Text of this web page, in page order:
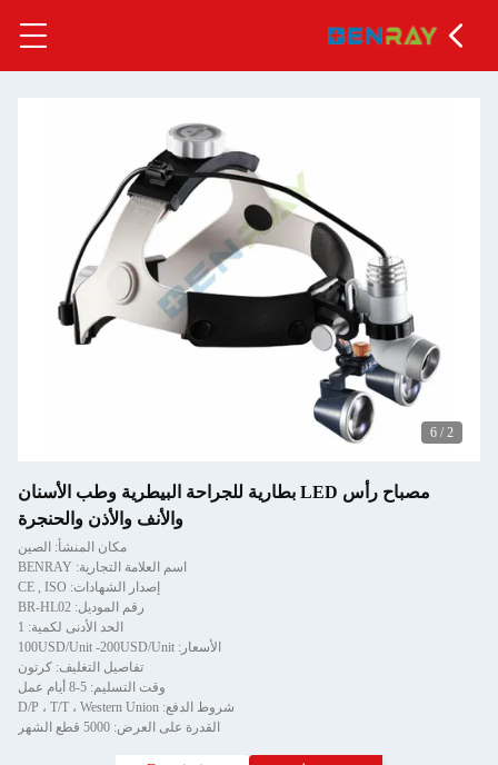
/
6
مصباح رأس LED بطارية للجراحة البيطرية وطب الأسنان
والأنف والأذن والحنجرة
مكان المنشأ: الصين
اسم العلامة التجارية: BENRAY
إصدار الشهادات: CE , ISO
رقم الموديل: BR-HL02
الحد الأدنى لكمية: 1
الأسعار: 100USD/Unit -200USD/Unit
تفاصيل التغليف: كرتون
وقت التسليم: 5-8 أيام عمل
شروط الدفع: D/P ، T/T ، Western Union
القدرة على العرض: 5000 قطع الشهر